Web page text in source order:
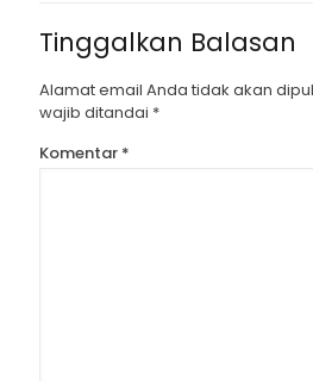
Tinggalkan Balasan
Alamat email Anda tidak akan
wajib ditandai *
Komentar *